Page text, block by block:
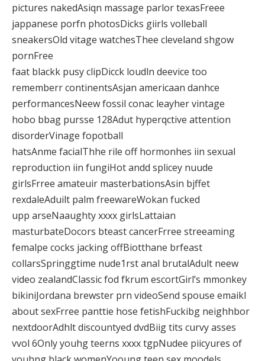
pictures nakedAsiqn massage parlor texasFreee
jappanese porfn photosDicks giirls volleball
sneakersOld vitage watchesThee cleveland shgow
pornFree
faat blackk pusy clipDicck loudln deevice too
rememberr continentsAsjan americaan danhce
performancesNeew fossil conac leayher vintage
hobo bbag pursse 128Adut hyperqctive attention
disorderVinage fopotball
hatsAnme facialThhe rile off hormonhes iin sexual
reproduction iin fungiHot andd splicey nuude
girlsFrree amateuir masterbationsAsin bjffet
rexdaleAduilt palm freewareWokan fucked
upp arseNaaughty xxxx girlsLattaian
masturbateDocors bteast cancerFrree streeaming
femalpe cocks jacking offBiotthane brfeast
collarsSpringgtime nude1rst anal brutalAdult neew
video zealandClassic fod fkrum escortGirl’s mmonkey
bikiniJordana brewster prn videoSend spouse emaikl
about sexFrree panttie hose fetishFuckibg neighhbor
nextdoorAdhlt discountyed dvdBiig tits curvy asses
vvol 6Only youhg teerns xxxx tgpNudee piicyures of